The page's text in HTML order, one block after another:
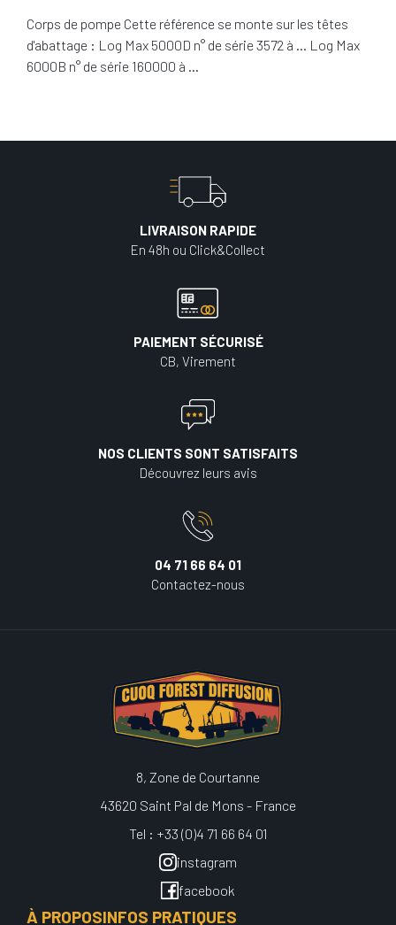
Corps de pompe Cette référence se monte sur les têtes
d'abattage : Log Max 5000D n° de série 3572 à … Log Max
6000B n° de série 160000 à …
LIVRAISON RAPIDE
En 48h ou Click&Collect
PAIEMENT SÉCURISÉ
CB, Virement
NOS CLIENTS SONT SATISFAITS
Découvrez leurs avis
04 71 66 64 01
Contactez-nous
8, Zone de Courtanne
43620 Saint Pal de Mons - France
Tel : +33 (0)4 71 66 64 01
instagram
facebook
À PROPOSINFOS PRATIQUES